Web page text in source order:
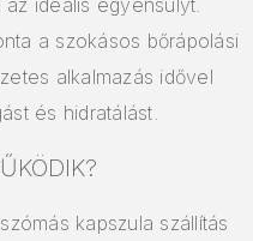
ideális egyensúlyt.
a szokásos bőrápolási
alkalmazás idővel
és hidratálást.
kapszula szállítás